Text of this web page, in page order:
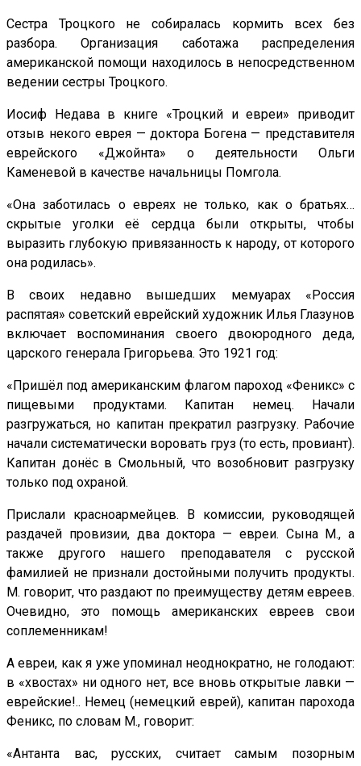
Сестра Троцкого не собиралась кормить всех без
разбора. Организация саботажа распределения
американской помощи находилось в непосредственном
ведении сестры Троцкого.
Иосиф Недава в книге «Троцкий и евреи» приводит
отзыв некого еврея — доктора Богена — представителя
еврейского «Джойнта» о деятельности Ольги
Каменевой в качестве начальницы Помгола.
«Она заботилась о евреях не только, как о братьях…
скрытые уголки её сердца были открыты, чтобы
выразить глубокую привязанность к народу, от которого
она родилась».
В своих недавно вышедших мемуарах «Россия
распятая» советский еврейский художник Илья Глазунов
включает воспоминания своего двоюродного деда,
царского генерала Григорьева. Это 1921 год:
«Пришёл под американским флагом пароход «Феникс» с
пищевыми продуктами. Капитан немец. Начали
разгружаться, но капитан прекратил разгрузку. Рабочие
начали систематически воровать груз (то есть, провиант).
Капитан донёс в Смольный, что возобновит разгрузку
только под охраной.
Прислали красноармейцев. В комиссии, руководящей
раздачей провизии, два доктора — евреи. Сына М., а
также другого нашего преподавателя с русской
фамилией не признали достойными получить продукты.
М. говорит, что раздают по преимуществу детям евреев.
Очевидно, это помощь американских евреев свои
соплеменникам!
А евреи, как я уже упоминал неоднократно, не голодают:
в «хвостах» ни одного нет, все вновь открытые лавки —
еврейские!.. Немец (немецкий еврей), капитан парохода
Феникс, по словам М., говорит:
«Антанта вас, русских, считает самым позорным